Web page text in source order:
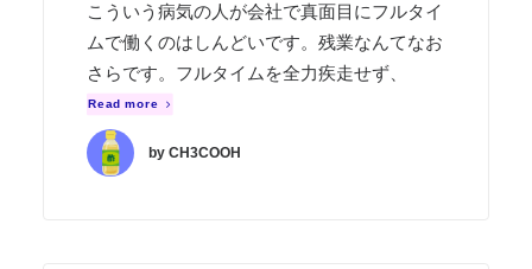
こういう病気の人が会社で真面目にフルタイ
ムで働くのはしんどいです。残業なんてなお
さらです。フルタイムを全力疾走せず、
Read more
by CH3COOH